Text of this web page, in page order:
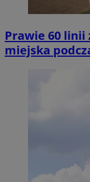
Prawie 60 linii
miejska